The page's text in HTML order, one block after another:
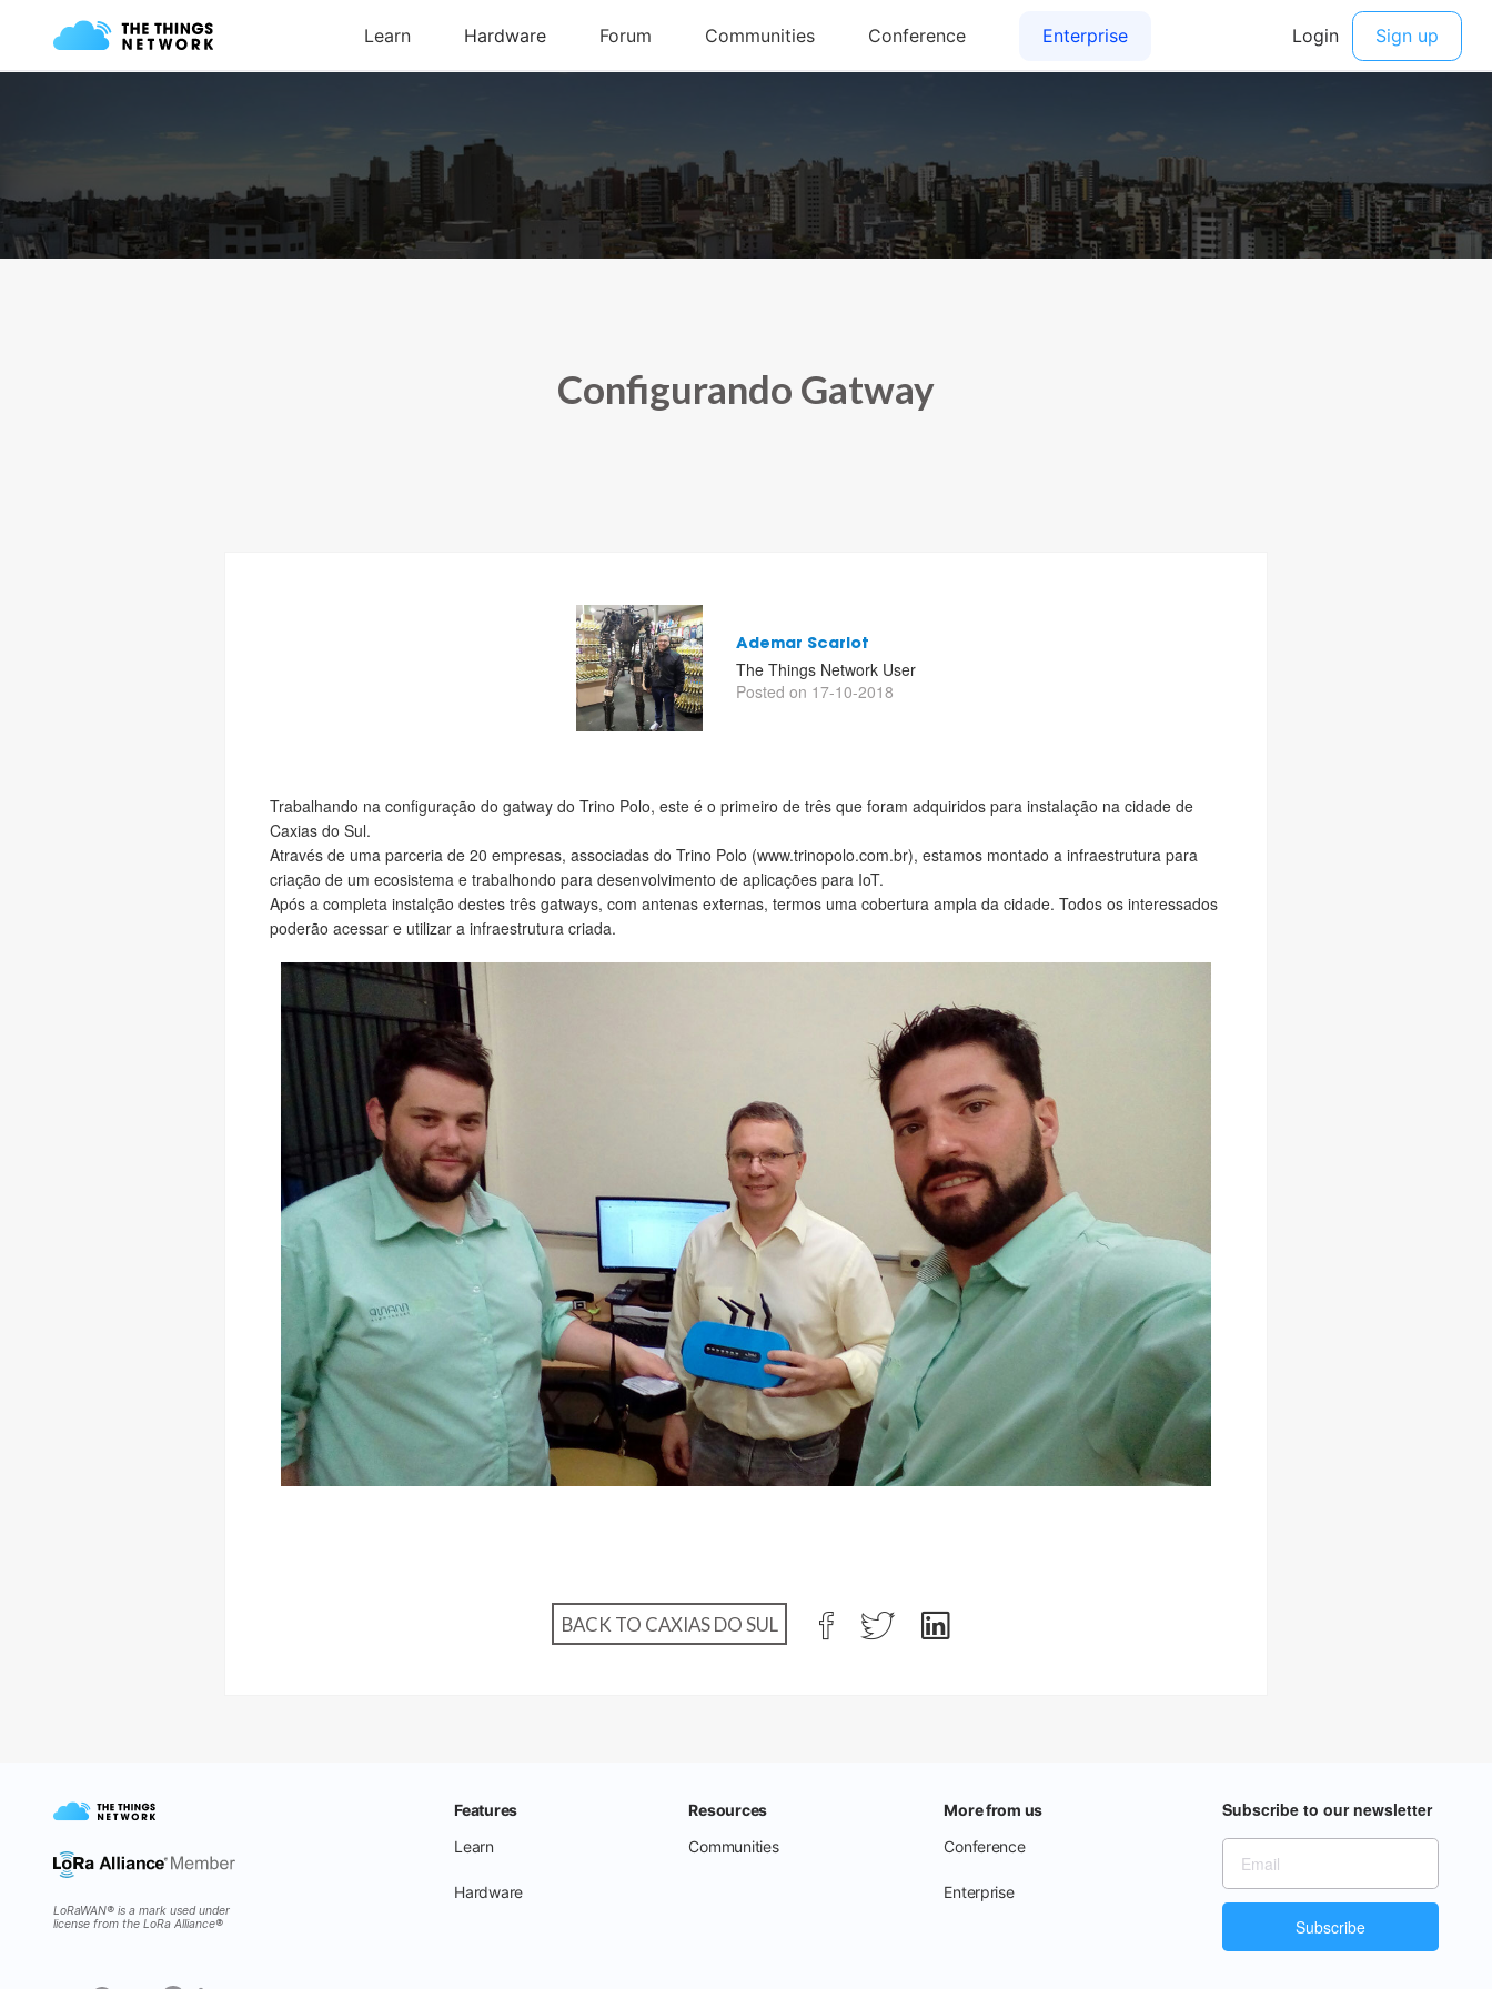
Configurando Gatway
Ademar Scariot
The Things Network User
Posted on 17-10-2018
Trabalhando na configuração do gatway do Trino Polo, este é o primeiro de três que foram adquiridos para instalação na cidade de
Caxias do Sul.
Através de uma parceria de 20 empresas, associadas do Trino Polo (www.trinopolo.com.br), estamos montado a infraestrutura para
criação de um ecosistema e trabalhondo para desenvolvimento de aplicações para IoT.
Após a completa instalção destes três gatways, com antenas externas, termos uma cobertura ampla da cidade. Todos os interessados
poderão acessar e utilizar a infraestrutura criada.
BACK TO CAXIAS DO SUL